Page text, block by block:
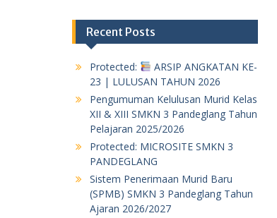
Recent Posts
Protected:
ARSIP ANGKATAN KE-
23 | LULUSAN TAHUN 2026
Pengumuman Kelulusan Murid Kelas
XII & XIII SMKN 3 Pandeglang Tahun
Pelajaran 2025/2026
Protected: MICROSITE SMKN 3
PANDEGLANG
Sistem Penerimaan Murid Baru
(SPMB) SMKN 3 Pandeglang Tahun
Ajaran 2026/2027